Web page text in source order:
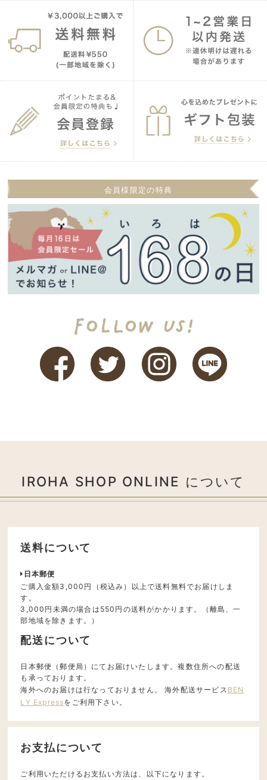
会員様限定の特典
IROHA SHOP ONLINE について
送料について
日本郵便
ご購入金額3,000円（税込み）以上で送料無料でお届けしま
す。
3,000円未満の場合は550円の送料がかかります。（離島、一
部地域を除きます。）
配送について
日本郵便（郵便局）にてお届けいたします。複数住所への配送
も承っております。
海外へのお届けは行なっておりません。 海外配送サービス BEN
LY Expressをご利用下さい。
お支払について
ご利用いただけるお支払い方法は、以下になります。